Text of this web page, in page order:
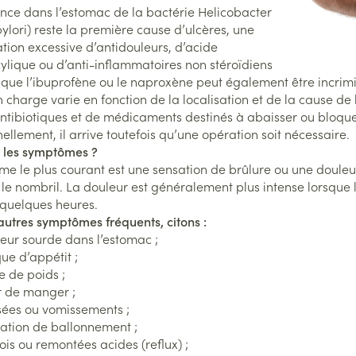
peau irritée
Oreilles
Bouchons d'oreilles
Nettoyage des oreilles
Gouttes auriculaires
Pieds et jambes
crevasses
Cors
Afficher plus
Bain et
Senteur
Nutrithérapie et bien-être
Yeux
Nez
Gorge
Os, muscles et articulations
Afficher plus
à domicile et premiers soins
Podologie
Cold - Hot thérapie -
chaud/froid
Boîtes à pansements
Dispositifs médicaux
Afficher plus
Tests de diagnostic
Alcootest
Cardiofréquencemètre
Afficher plus
Stomie
Poche
Plaque
et insectes
Muscles et articulations
grasse
Muscles et articulations
Système nerveux
Insomnie, anxiété et stress
Immunité
Anti-
Poux
dans l’estomac de la bactérie Helicobacter
reste la première cause d’ulcères, une
excessive d’antidouleurs, d’acide
ou d’anti-inflammatoires non stéroïdiens
que l’ibuprofène ou le naproxène peut également être
charge varie en fonction de la localisation et de la cause
et de médicaments destinés à abaisser ou
il arrive toutefois qu’une opération soit nécessaire.
symptômes ?
le plus courant est une sensation de brûlure ou une
nombril. La douleur est généralement plus intense
heures.
symptômes fréquents, citons :
sourde dans l’estomac ;
d’appétit ;
de poids ;
de manger ;
ou vomissements ;
de ballonnement ;
ou remontées acides (reflux) ;